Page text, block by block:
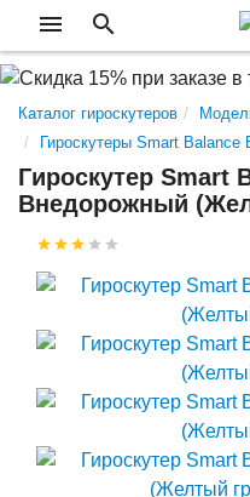
Каталог гироскутеров
Гироскутеры Smart
Гироскутер Smart
Внедорожный